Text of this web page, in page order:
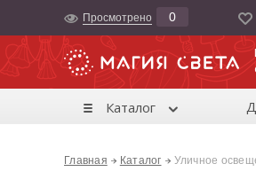
Просмотрено 0
Каталог
Главная Каталог Уличное